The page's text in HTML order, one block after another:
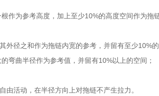
为参考高度，加上至少10%的高度空间作为拖
之和作为拖链内宽的参考，并留有至少10%的
曲半径作为参考值，并留有10%以上的空间；
活动，在半径方向上对拖链不产生拉力。